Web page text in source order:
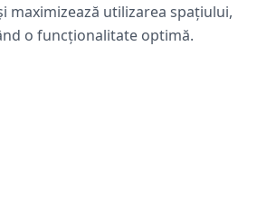
maximizează utilizarea spațiului,
o funcționalitate optimă.